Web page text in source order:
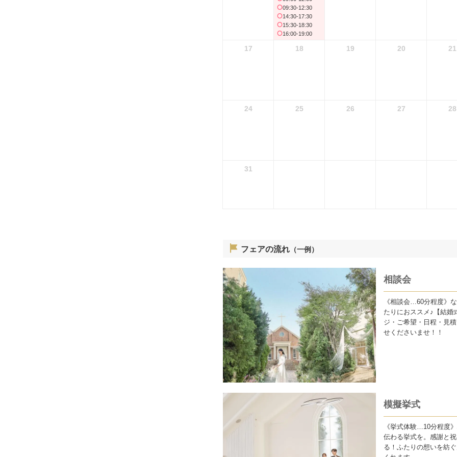
09:30-12:30
14:30-17:30
15:30-18:30
16:00-19:00
17 18 19 20 21
24 25 26 27 28
31
フェアの流れ （一例）
相談会
《相談会…60分程度》
たりにおススメ♪【結婚
ジ・ご希望・日程・見
せくださいませ！！
模擬挙式
《挙式体験…10分程度
伝わる挙式を。感謝と
る！ふたりの想いを紡